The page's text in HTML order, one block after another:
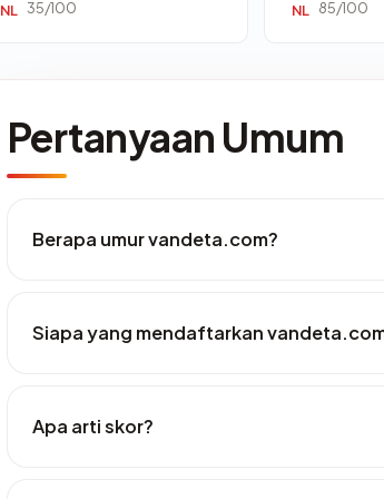
NL 35/100 NL 85/100
Pertanyaan Umum
Berapa umur vandeta.com?
Siapa yang mendaftarkan
Apa arti skor?